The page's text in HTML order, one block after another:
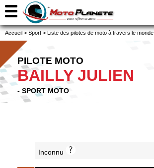
Accueil > Sport > Liste des pilotes de moto à travers le monde
PILOTE MOTO
BAILLY JULIEN
- SPORT MOTO
Inconnu